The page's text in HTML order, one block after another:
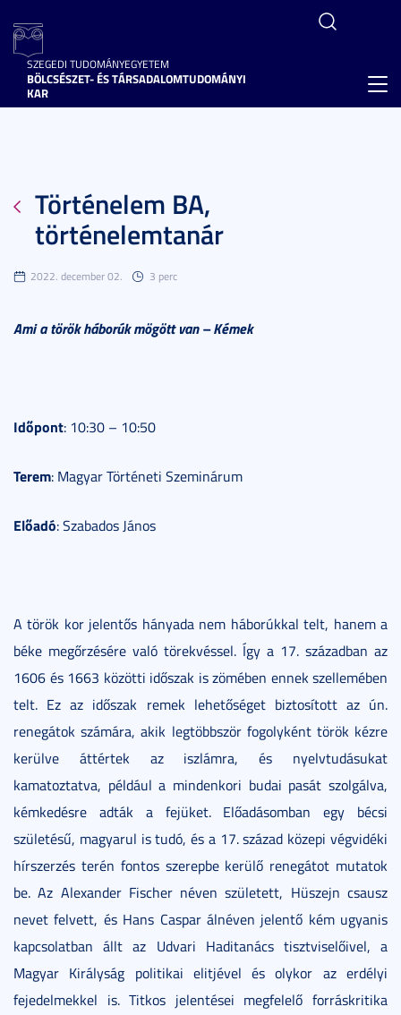
SZEGEDI TUDOMÁNYEGYETEM
BÖLCSÉSZET- ÉS TÁRSADALOMTUDOMÁNYI
KAR
Történelem BA,
történelemtanár
2022. december 02. 3 perc
Ami a török háborúk mögött van – Kémek
Időpont: 10:30 – 10:50
Terem: Magyar Történeti Szeminárum
Előadó: Szabados János
A török kor jelentős hányada nem háborúkkal telt, hanem a
béke megőrzésére való törekvéssel. Így a 17. században az
1606 és 1663 közötti időszak is zömében ennek szellemében
telt. Ez az időszak remek lehetőséget biztosított az ún.
renegátok számára, akik legtöbbször fogolyként török kézre
kerülve áttértek az iszlámra, és nyelvtudásukat
kamatoztatva, például a mindenkori budai pasát szolgálva,
kémkedésre adták a fejüket. Előadásomban egy bécsi
születésű, magyarul is tudó, és a 17. század közepi végvidéki
hírszerzés terén fontos szerepbe kerülő renegátot mutatok
be. Az Alexander Fischer néven született, Hüszejn csausz
nevet felvett, és Hans Caspar álnéven jelentő kém ugyanis
kapcsolatban állt az Udvari Haditanács tisztviselőivel, a
Magyar Királyság politikai elitjével és olykor az erdélyi
fejedelmekkel is. Titkos jelentései megfelelő forráskritika